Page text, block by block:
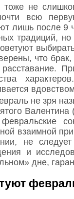
тоже не
всю
лишь после
традиций,
что
расставание.
не зря
Валентина
взаимной
не
и
дне,